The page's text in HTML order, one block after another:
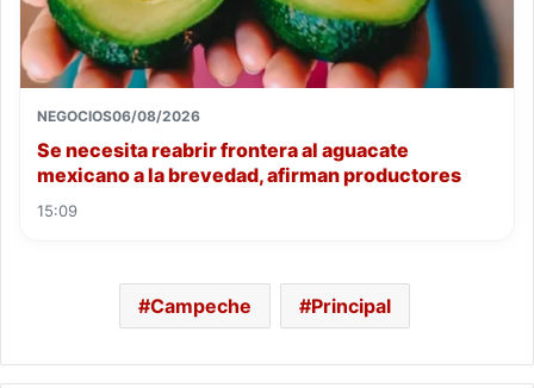
NEGOCIOS06/08/2026
Se necesita reabrir frontera al aguacate
mexicano a la brevedad, afirman productores
15:09
Campeche Principal